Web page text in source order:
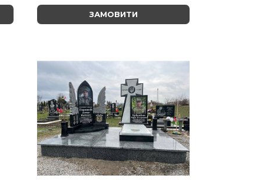
ЗАМОВИТИ